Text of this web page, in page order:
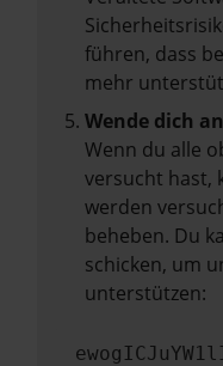
führen, dass
mehr
Wende dich
Wenn du alle
versucht hast,
werden
beheben. Du
schicken, um
unterstützen: